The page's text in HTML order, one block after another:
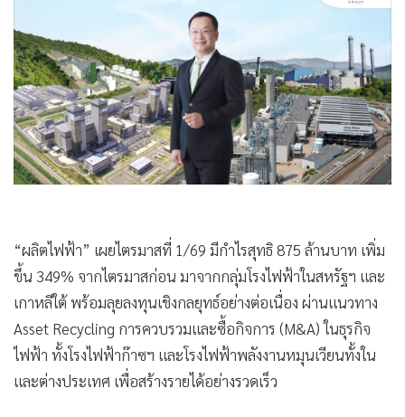
• Good health & Well-being
• Green Innovation & SD
• Management & HR
• MGR Live
• Infographic
• การเมือง
• ต่างประเทศ
• Special Scoop
เศรษฐกิจ-ธุรกิจ
• จีน
ชุมชน-คุณภาพชีวิต
“ผลิตไฟฟ้า” เผยไตรมาสที่ 1/69 มีกำไรสุทธิ 875 ล้านบาท เพิ่ม
ขึ้น 349% จากไตรมาสก่อน มาจากกลุ่มโรงไฟฟ้าในสหรัฐฯ และ
เกาหลีใต้ พร้อมลุยลงทุนเชิงกลยุทธ์อย่างต่อเนื่อง ผ่านแนวทาง
Asset Recycling การควบรวมและซื้อกิจการ (M&A) ในธุรกิจ